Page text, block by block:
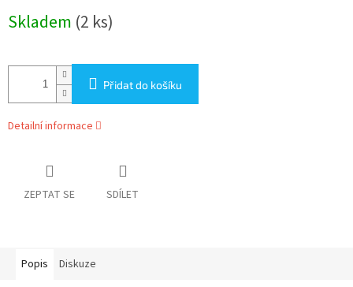
cena:
Skladem (2 ks)
Přidat do košíku
Detailní informace
ZEPTAT SE SDÍLET
Popis Diskuze